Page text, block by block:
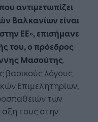
αντιμετωπίζει
Βαλκανίων είναι
ΕΕ», επισήμανε
του, ο πρόεδρος
Μασούτης.
βασικούς λόγους
Επιμελητηρίων,
των
τους στην